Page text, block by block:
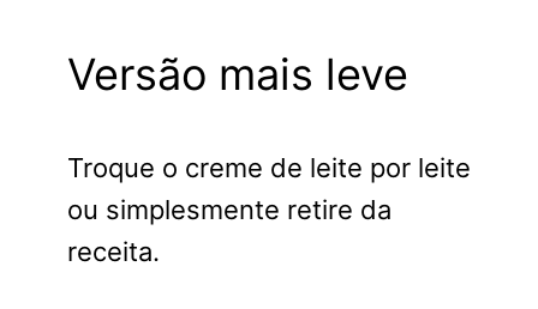
Versão mais leve
Troque o creme de leite por leite
ou simplesmente retire da
receita.